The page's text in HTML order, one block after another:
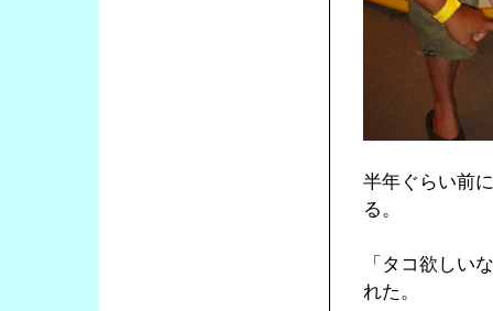
半年ぐらい前
る。
「タコ欲しい
れた。